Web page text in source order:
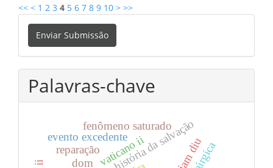
<< < 1 2 3 4 5 6 7 8 9 10 > >>
Enviar
Submissão
Enviar Submissão
Palavras-chave
dom vaticano ii
história da salvação
evento excedente
fenômeno saturado
reparação